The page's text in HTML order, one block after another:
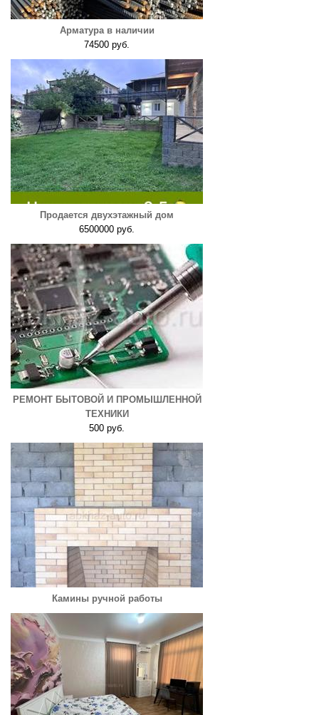
Арматура в наличии
74500 руб.
Продается двухэтажный дом
6500000 руб.
РЕМОНТ БЫТОВОЙ И ПРОМЫШЛЕННОЙ
ТЕХНИКИ
500 руб.
Камины ручной работы